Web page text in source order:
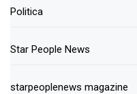
Politica
Star People News
starpeoplenews magazine